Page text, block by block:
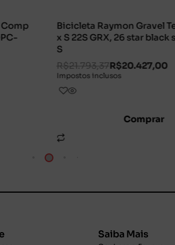
Raymon Gravel Territ Pro 700
GRX, 26 star black stealth, Tam
20.427,00
Saiba Mais